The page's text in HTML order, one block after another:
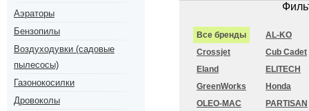
Аэраторы
Бензопилы
Воздуходувки (садовые
пылесосы)
Газонокосилки
Дровоколы
Все бренды
AL-KO
Crossjet
Cub Cadet
Eland
ELITECH
GreenWorks
Honda
OLEO-MAC
PARTISAN